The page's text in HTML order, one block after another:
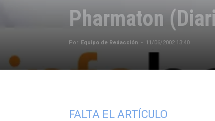
Pharmaton
Por Equipo de Redacción - 11/06/2002 13:40
FALTA EL ARTÍCULO